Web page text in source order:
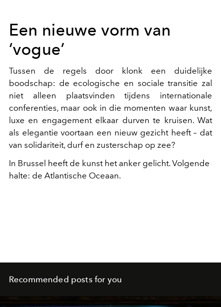
Een nieuwe vorm van
‘vogue’
Tussen de regels door klonk een duidelijke
boodschap: de ecologische en sociale transitie zal
niet alleen plaatsvinden tijdens internationale
conferenties, maar ook in die momenten waar kunst,
luxe en engagement elkaar durven te kruisen. Wat
als elegantie voortaan een nieuw gezicht heeft – dat
van solidariteit, durf en zusterschap op zee?
In Brussel heeft de kunst het anker gelicht. Volgende
halte: de Atlantische Oceaan.
Recommended posts for you